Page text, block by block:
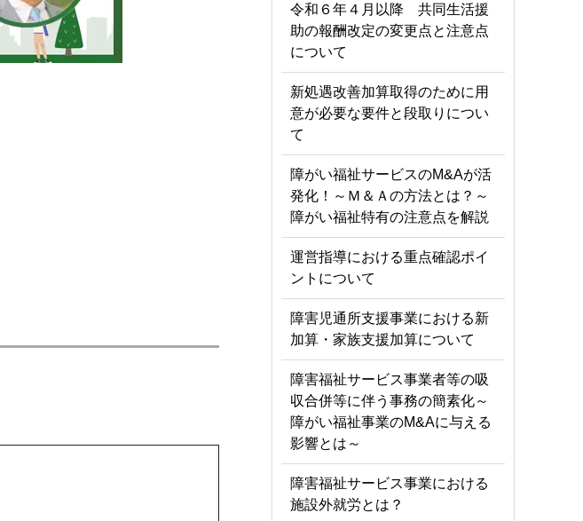
令和６年４月以降 共同生活援
助の報酬改定の変更点と注意点
について
新処遇改善加算取得のために用
意が必要な要件と段取りについ
て
障がい福祉サービスのM&Aが活
発化！～Ｍ＆Ａの方法とは？～
障がい福祉特有の注意点を解説
運営指導における重点確認ポイ
ントについて
障害児通所支援事業における新
加算・家族支援加算について
障害福祉サービス事業者等の吸
収合併等に伴う事務の簡素化～
障がい福祉事業のM&Aに与える
影響とは～
障害福祉サービス事業における
施設外就労とは？